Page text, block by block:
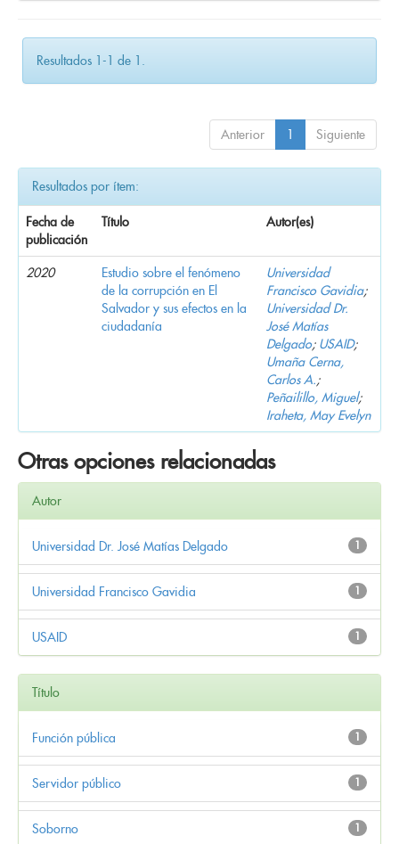
Resultados 1-1 de 1.
Anterior 1 Siguiente
Resultados por ítem:
Fecha de
publicación
Título Autor(es)
2020
Estudio sobre el fenómeno
de la corrupción en El
Salvador y sus efectos en la
ciudadanía
Universidad
Francisco Gavidia;
Universidad Dr.
José Matías
Delgado; USAID;
Umaña Cerna,
Carlos A.;
Peñailillo, Miguel;
Iraheta, May Evelyn
Otras opciones relacionadas
Autor
1
Universidad Dr. José Matías Delgado
1
Universidad Francisco Gavidia
1
USAID
Título
1
Función pública
1
Servidor público
1
Soborno